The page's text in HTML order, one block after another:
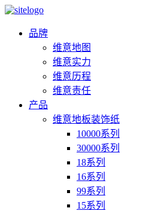
品牌
维意地图
维意实力
维意历程
维意责任
产品
维意地板装饰纸
10000系列
30000系列
18系列
16系列
99系列
15系列